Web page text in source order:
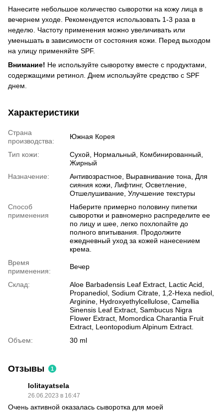
Нанесите небольшое количество сыворотки на кожу лица в
вечернем уходе. Рекомендуется использовать 1-3 раза в
неделю. Частоту применения можно увеличивать или
уменьшать в зависимости от состояния кожи. Перед выходом
на улицу применяйте SPF.
Внимание! Не используйте сыворотку вместе с продуктами,
содержащими ретинол. Днем используйте средство с SPF
днем.
Характеристики
Страна
производства:
Южная Корея
Тип кожи:
Сухой, Нормальный, Комбинированный,
Жирный
Назначение:
Антивозрастное, Выравнивание тона, Для
сияния кожи, Лифтинг, Осветление,
Отшелушивание, Улучшение текстуры
Способ
применения
Наберите примерно половину пипетки
сыворотки и равномерно распределите ее
по лицу и шее, легко похлопайте до
полного впитывания. Продолжите
ежедневный уход за кожей нанесением
крема.
Время
применения:
Вечер
Склад:
Aloe Barbadensis Leaf Extract, Lactic Acid,
Propanediol, Sodium Citrate, 1,2-Hexa nediol,
Arginine, Hydroxyethylcellulose, Camellia
Sinensis Leaf Extract, Sambucus Nigra
Flower Extract, Momordica Charantia Fruit
Extract, Leontopodium Alpinum Extract.
Объем:
30 ml
Отзывы 1
lolitayatsela
26.06.2023 в 16:47
Очень активной оказалась сыворотка для моей